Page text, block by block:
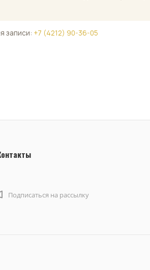
записи: +7 (4212) 90-36-05
Подписаться на рассылку